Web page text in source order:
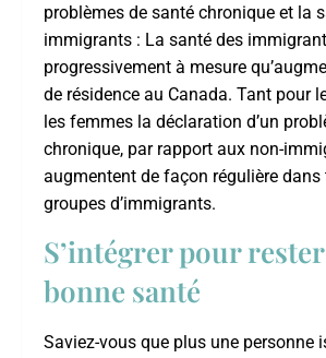
problèmes de santé chronique et la
immigrants : La santé des
progressivement à mesure
de résidence au Canada. Tant pour
les femmes la déclaration d’un
chronique, par rapport aux non-
augmentent de façon régulière dans
groupes d’immigrants.
S’intégrer pour
bonne santé
Saviez-vous que plus une personne